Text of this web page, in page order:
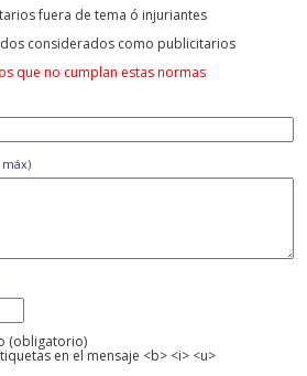
fuera de tema ó injuriantes
considerados como publicitarios
que no cumplan estas normas
máx)
(obligatorio)
en el mensaje <b> <i> <u>